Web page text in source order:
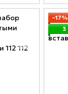
−17%
3